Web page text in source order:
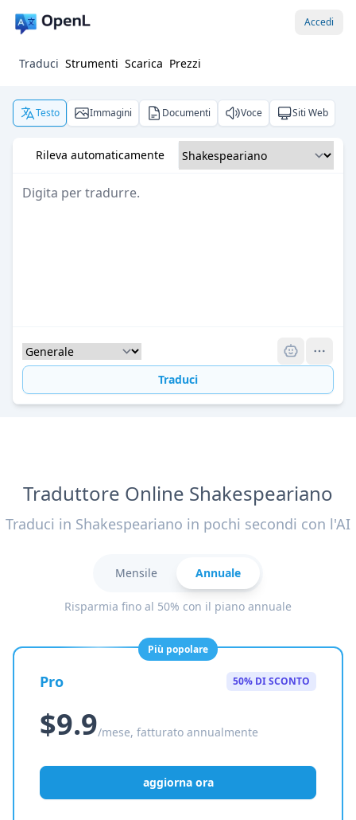
Accedi
Traduci Strumenti Scarica Prezzi
Testo Immagini Documenti Voce Siti Web
Rileva automaticamente
Traduci
Traduttore Online Shakespeariano
Traduci in Shakespeariano in pochi secondi con l'AI
Mensile Annuale
Risparmia fino al 50% con il piano annuale
Più popolare
Pro 50% DI SCONTO
$9.9/mese, fatturato annualmente
aggiorna ora